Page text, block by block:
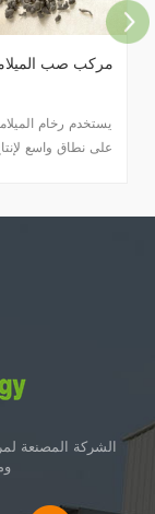
مركب صب
يستخدم رخام
على نطاق واسع